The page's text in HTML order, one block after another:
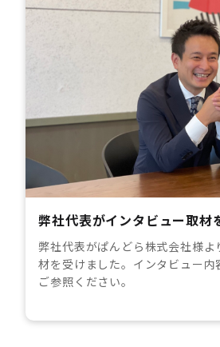
弊社代表がインタビュー取材
弊社代表がぱんどら株式会社様よ
材を受けました。インタビュー内
ご参照ください。